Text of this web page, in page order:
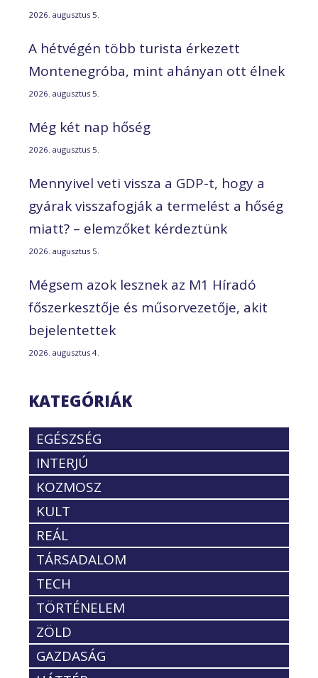
2026. augusztus 5.
A hétvégén több turista érkezett
Montenegróba, mint ahányan ott élnek
2026. augusztus 5.
Még két nap hőség
2026. augusztus 5.
Mennyivel veti vissza a GDP-t, hogy a
gyárak visszafogják a termelést a hőség
miatt? – elemzőket kérdeztünk
2026. augusztus 5.
Mégsem azok lesznek az M1 Híradó
főszerkesztője és műsorvezetője, akit
bejelentettek
2026. augusztus 4.
KATEGÓRIÁK
EGÉSZSÉG
INTERJÚ
KOZMOSZ
KULT
REÁL
TÁRSADALOM
TECH
TÖRTÉNELEM
ZÖLD
GAZDASÁG